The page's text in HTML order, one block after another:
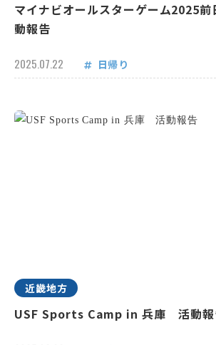
マイナビオールスターゲーム2025
動報告
2025.07.22 日帰り
近畿地方
USF Sports Camp in 兵庫 活動報